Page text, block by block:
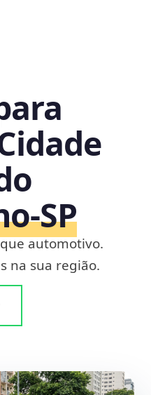
automotivo.
na sua região.